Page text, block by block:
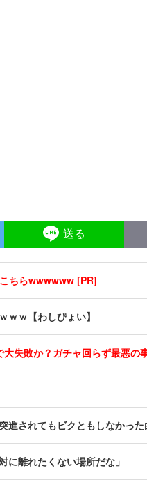
送る
ちらwwwwww [PR]
ｗｗ【わしぴょい】
大失敗か？ガチャ回らず最悪
進されてもビクともしなかっ
に離れたくない場所だな」